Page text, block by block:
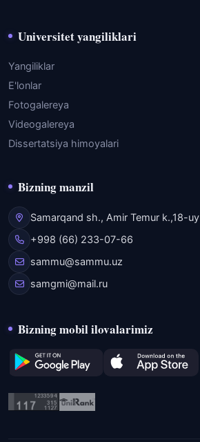
Universitet yangiliklari
Yangiliklar
E'lonlar
Fotogalereya
Videogalereya
Dissertatsiya himoyalari
Bizning manzil
Samarqand sh., Amir Temur k.,18-uy
+998 (66) 233-07-66
sammu@sammu.uz
samgmi@mail.ru
Bizning mobil ilovalarimiz